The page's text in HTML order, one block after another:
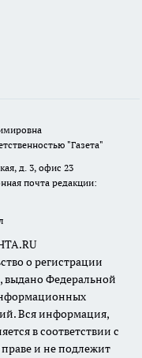
"Газета"
д. 3, офис 23
почта редакции:
о регистрации
выдано Федеральной
Вся информация,
в соответствии с
и не подлежит